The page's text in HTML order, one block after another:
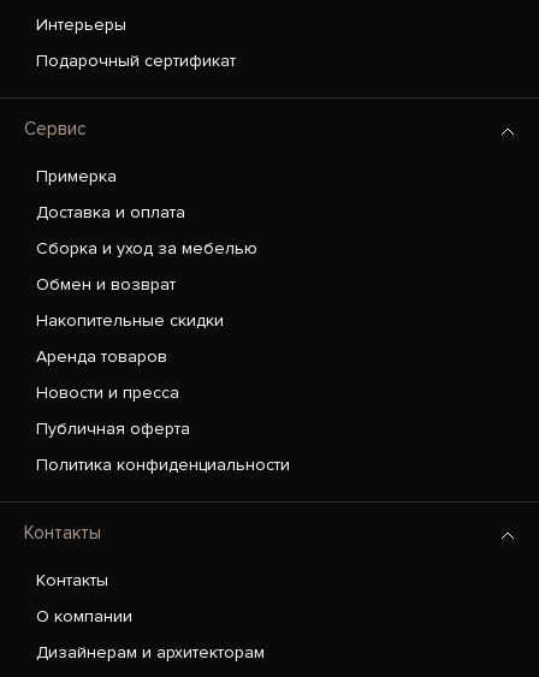
Интерьеры
Подарочный сертификат
Сервис
Примерка
Доставка и оплата
Сборка и уход за мебелью
Обмен и возврат
Накопительные скидки
Аренда товаров
Новости и пресса
Публичная оферта
Политика конфиденциальности
Контакты
Контакты
О компании
Дизайнерам и архитекторам